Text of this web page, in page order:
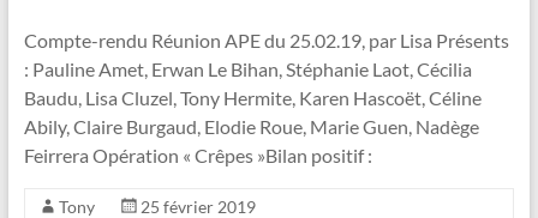
Compte-rendu Réunion APE du 25.02.19, par Lisa Présents
: Pauline Amet, Erwan Le Bihan, Stéphanie Laot, Cécilia
Baudu, Lisa Cluzel, Tony Hermite, Karen Hascoët, Céline
Abily, Claire Burgaud, Elodie Roue, Marie Guen, Nadège
Feirrera Opération « Crêpes »Bilan positif :
Tony
25 février 2019